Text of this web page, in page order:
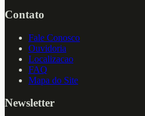
Contato
Fale Conosco
Ouvidoria
Localizacao
FAQ
Mapa do Site
Newsletter